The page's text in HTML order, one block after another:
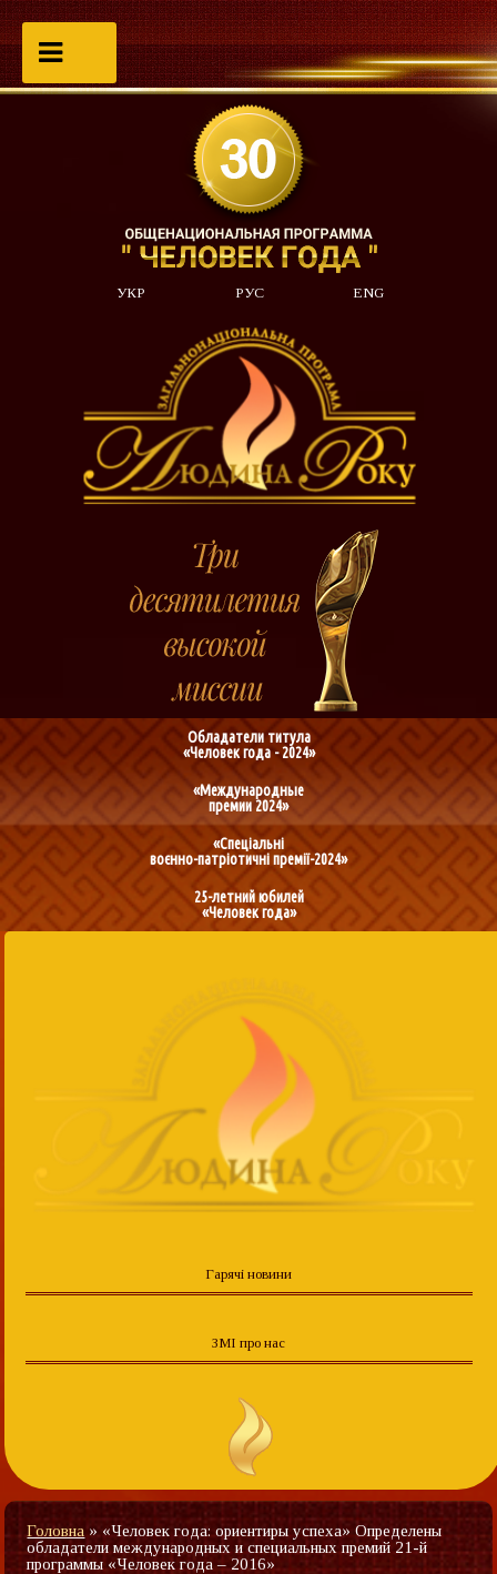
УКР РУС ENG
Обладатели титула
«Человек года - 2024»
«Международные
премии 2024»
«Спеціальні
воєнно-патріотичні премії-2024»
25-летний юбилей
«Человек года»
Гарячі новини
ЗМІ про нас
Головна » «Человек года: ориентиры успеха» Определены
обладатели международных и специальных премий 21-й
программы «Человек года – 2016»